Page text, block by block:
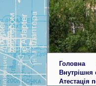
Головна
Внутрішня
Атестація